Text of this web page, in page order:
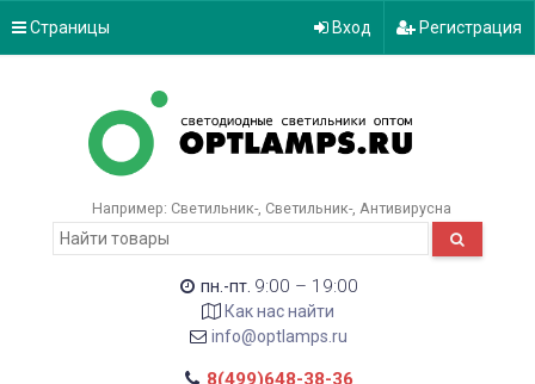
Страницы Вход Регистрация
Например: Светильник- Светильник- Антивирусна
пн.-пт. 9:00 – 19:00
Как нас найти
info@optlamps.ru
8(499)648-38-36